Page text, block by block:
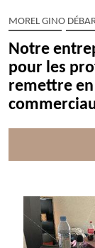
MOREL GINO
Notre
pour les
remettre